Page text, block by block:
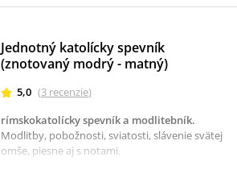
dôrazom na láskavosť, vďačnosť a
chvíle modlitby v rodinnom kruhu.
Jednotný katolícky spevník
(znotovaný modrý - matný)
5,0 (3 recenzie)
rímskokatolícky spevník a modlitebník.
Modlitby, pobožnosti, sviatosti, slávenie svätej
omše, piesne aj s notami.